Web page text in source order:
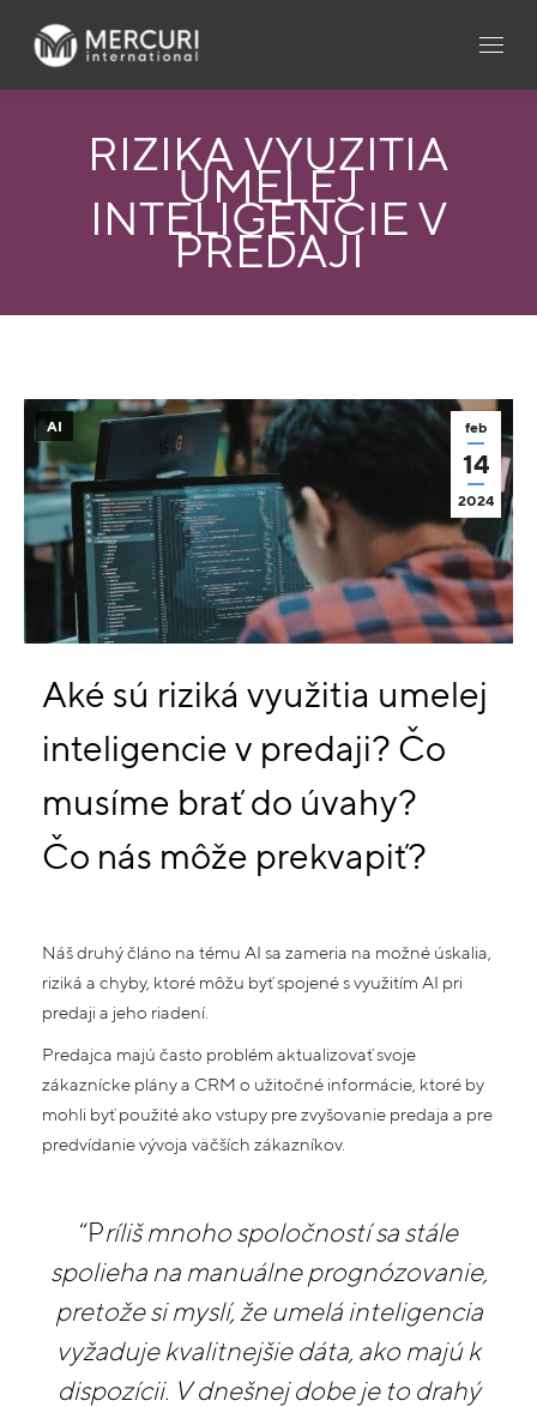
RIZIKÁ VYUŽITIA
UMELEJ
INTELIGENCIE V
PREDAJI
feb
14
2024
AI
Aké sú riziká využitia umelej
inteligencie v predaji? Čo
musíme brať do úvahy?
Čo nás môže prekvapiť?
Náš druhý článo na tému AI sa zameria na možné úskalia,
riziká a chyby, ktoré môžu byť spojené s využitím AI pri
predaji a jeho riadení.
Predajca majú často problém aktualizovať svoje
zákaznícke plány a CRM o užitočné informácie, ktoré by
mohli byť použité ako vstupy pre zvyšovanie predaja a pre
predvídanie vývoja väčších zákazníkov.
“Príliš mnoho spoločností sa stále
spolieha na manuálne prognózovanie,
pretože si myslí, že umelá inteligencia
vyžaduje kvalitnejšie dáta, ako majú k
dispozícii. V dnešnej dobe je to drahý